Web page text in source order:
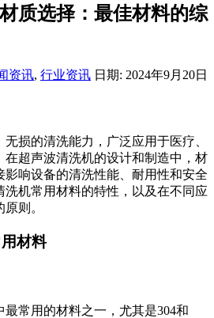
质选择：最佳材料的综
资讯, 行业资讯 日期: 2024年9月20日
损的清洗能力，广泛应用于医疗、
在超声波清洗机的设计和制造中，材
响设备的清洗性能、耐用性和安全
机常用材料的特性，以及在不同应
则。
材料
常用的材料之一，尤其是304和